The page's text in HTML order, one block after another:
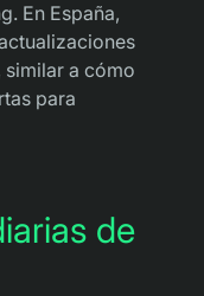
En España,
a cómo
para
de